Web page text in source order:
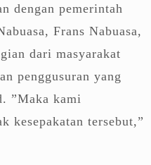
dengan pemerintah
Frans Nabuasa,
dari masyarakat
penggusuran yang
”Maka kami
kesepakatan tersebut,”